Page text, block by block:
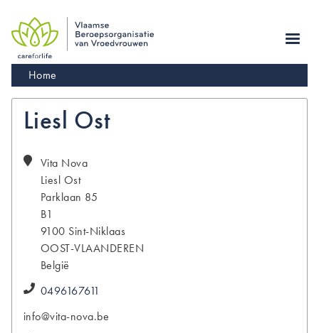
main
navigation
Kruimelpad
Home
Liesl Ost
Vita Nova
Liesl Ost
Parklaan 85
B1
9100 Sint-Niklaas
OOST-VLAANDEREN
België
0496167611
info@vita-nova.be